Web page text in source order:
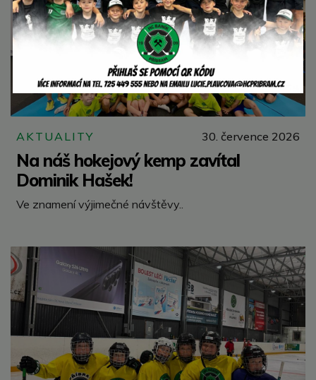
AKTUALITY 30. července 2026
Na náš hokejový kemp zavítal
Dominik Hašek!
Ve znamení výjimečné návštěvy..